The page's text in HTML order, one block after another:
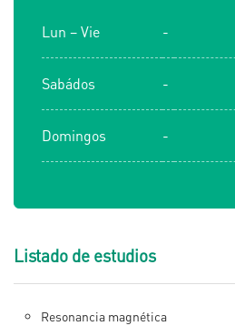
Lun – Vie -
Sabádos -
Domingos -
Listado de estudios
Resonancia magnética